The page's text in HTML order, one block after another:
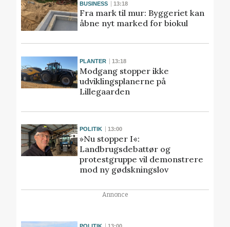
BUSINESS 13:18
Fra mark til mur: Byggeriet kan
åbne nyt marked for biokul
PLANTER 13:18
Modgang stopper ikke
udviklingsplanerne på
Lillegaarden
POLITIK 13:00
»Nu stopper I«:
Landbrugsdebattør og
protestgruppe vil demonstrere
mod ny gødskningslov
Annonce